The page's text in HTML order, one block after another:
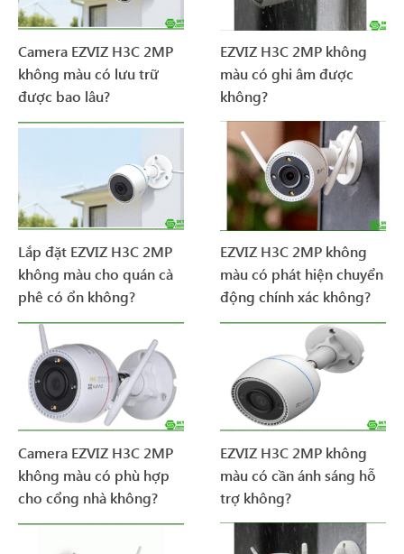
Camera EZVIZ H3C 2MP
không màu có lưu trữ
được bao lâu?
EZVIZ H3C 2MP không
màu có ghi âm được
không?
Lắp đặt EZVIZ H3C 2MP
không màu cho quán cà
phê có ổn không?
EZVIZ H3C 2MP không
màu có phát hiện chuyển
động chính xác không?
Camera EZVIZ H3C 2MP
không màu có phù hợp
cho cổng nhà không?
EZVIZ H3C 2MP không
màu có cần ánh sáng hỗ
trợ không?